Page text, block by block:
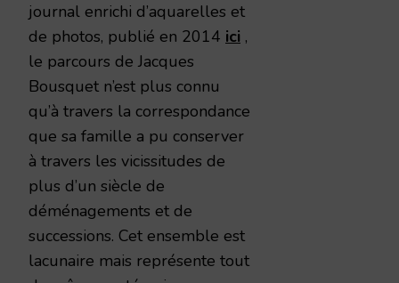
journal enrichi d’aquarelles et
de photos, publié en 2014 ici ,
le parcours de Jacques
Bousquet n’est plus connu
qu’à travers la correspondance
que sa famille a pu conserver
à travers les vicissitudes de
plus d’un siècle de
déménagements et de
successions. Cet ensemble est
lacunaire mais représente tout